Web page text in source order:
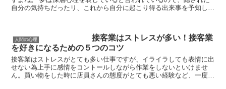
自分の気持ちだったリ、これから自分に起こり得る出来事を予知して
人間の心理
接客業はストレスが多い！接客業
を好きになるための５つのコツ
接客業はストレスがとても多い仕事ですが、イライラしても表情に出
せない為上手に感情をコントールしながら作業をしないといけませ
ん。買い物をした時に店員さんの態度がとても悪い経験など、一度は